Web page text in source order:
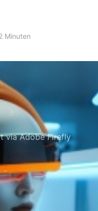
Minuten
via Adobe Firefly